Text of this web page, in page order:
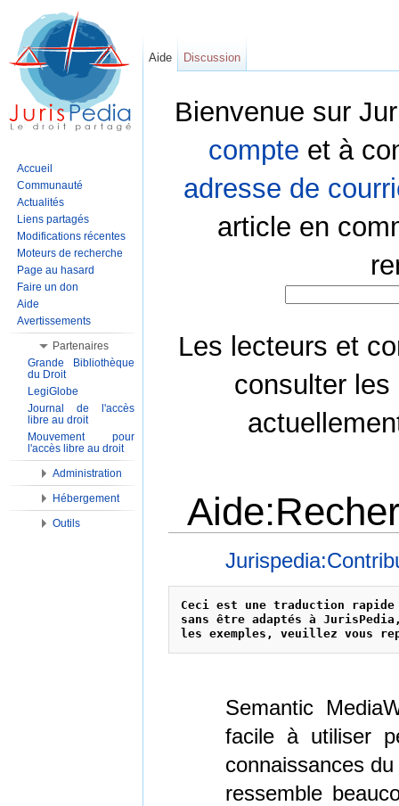
Bienvenue sur
compte et à
adresse de
article en
Les lecteurs et
consulter les
Ceci est une traduction
sans être adaptés à
les exemples, veuillez vous
Semantic
facile à utiliser
connaissances
ressemble
Aide Discussion
Accueil
Communauté
Actualités
Liens partagés
Modifications récentes
Moteurs de recherche
Page au hasard
Faire un don
Aide
Avertissements
Partenaires
Grande Bibliothèque
du Droit
LegiGlobe
Journal de l'accès
libre au droit
Mouvement pour
l'accès libre au droit
Administration
Hébergement
Outils